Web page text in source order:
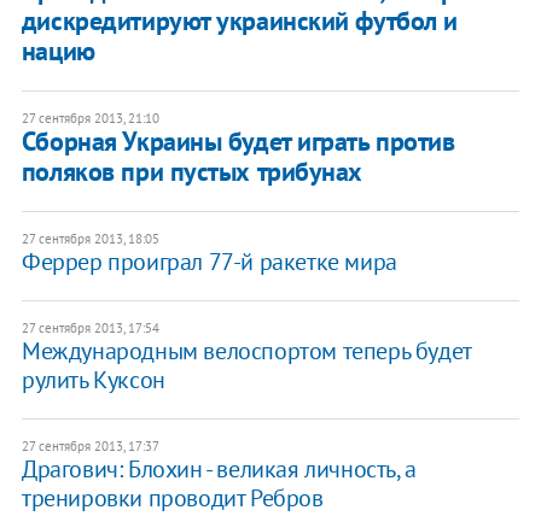
дискредитируют украинский футбол и
нацию
27 сентября 2013, 21:10
Сборная Украины будет играть против
поляков при пустых трибунах
27 сентября 2013, 18:05
Феррер проиграл 77-й ракетке мира
27 сентября 2013, 17:54
Международным велоспортом теперь будет
рулить Куксон
27 сентября 2013, 17:37
Драгович: Блохин - великая личность, а
тренировки проводит Ребров